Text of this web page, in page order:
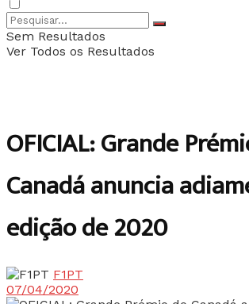
Sem Resultados
Ver Todos os Resultados
OFICIAL: Grande
Canadá anuncia
edição de 2020
F1PT
07/04/2020